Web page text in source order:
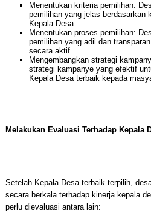
Menentukan kriteria pemilihan:
pemilihan yang jelas berdasarkan
Kepala Desa.
Menentukan proses pemilihan:
pemilihan yang adil dan
secara aktif.
Mengembangkan strategi
strategi kampanye yang efektif
Kepala Desa terbaik kepada
Melakukan Evaluasi Terhadap Kepala
Setelah Kepala Desa terbaik terpilih,
secara berkala terhadap kinerja kepala
perlu dievaluasi antara lain: